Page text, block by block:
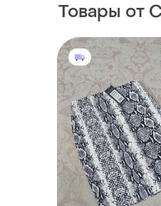
Товары от